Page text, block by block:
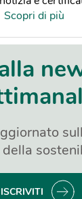
Scopri di più
ISCRIVITI